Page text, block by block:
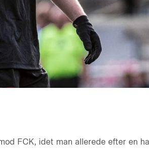
FCK, idet man allerede efter en